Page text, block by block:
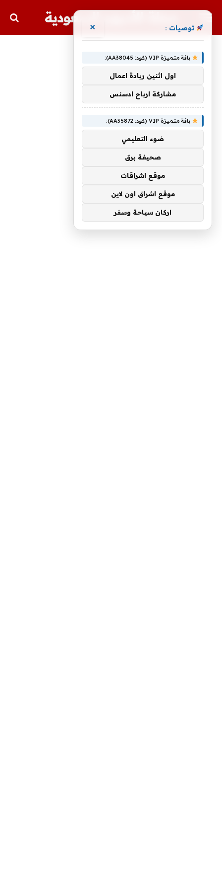
مجلة الأسهم السعودية
توصيات : ×
باقة متميزة VIP (كود: AA38045):
اول اثنين ريادة اعمال
مشاركة ارباح ادسنس
باقة متميزة VIP (كود: AA35872):
ضوء التعليمي
صحيفة برق
موقع اشراقات
موقع اشراق اون لاين
اركان سياحة وسفر